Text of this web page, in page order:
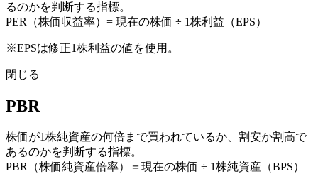
るのかを判断する指標。
PER（株価収益率）= 現在の株価 ÷ 1株利益（EPS）
※EPSは修正1株利益の値を使用。
閉じる
PBR
株価が1株純資産の何倍まで買われているか、割安か割高で
あるのかを判断する指標。
PBR（株価純資産倍率）＝現在の株価 ÷ 1株純資産（BPS）